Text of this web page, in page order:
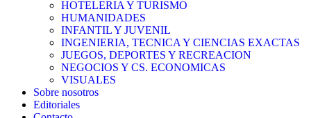
HOTELERIA Y TURISMO
HUMANIDADES
INFANTIL Y JUVENIL
INGENIERIA, TECNICA Y CIENCIAS EXACTAS
JUEGOS, DEPORTES Y RECREACION
NEGOCIOS Y CS. ECONOMICAS
VISUALES
Sobre nosotros
Editoriales